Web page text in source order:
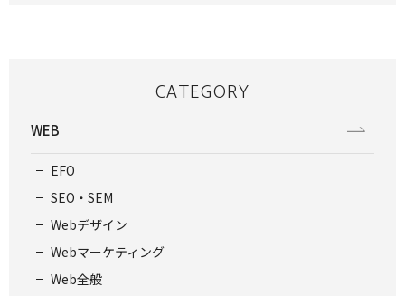
CATEGORY
WEB
EFO
SEO・SEM
Webデザイン
Webマーケティング
Web全般